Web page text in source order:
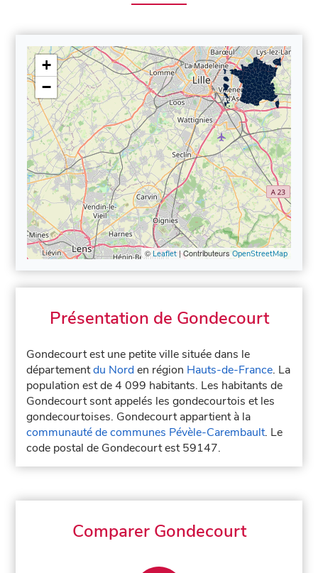
+
−
©Leaflet| Contributeurs OpenStreetMap
Présentation de Gondecourt
Gondecourt est une petite ville située dans le
départementdu Norden région Hauts-de-France. La
population est de 4 099 habitants. Les habitants de
Gondecourt sont appelés les gondecourtois et les
gondecourtoises. Gondecourt appartient à la
communauté de communes Pévèle-Carembault. Le
code postal de Gondecourt est 59147.
Comparer Gondecourt